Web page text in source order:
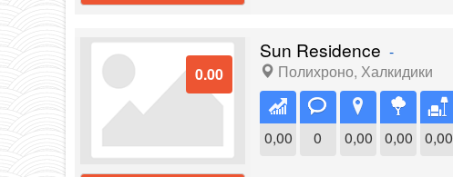
0.00
Sun Residence -
Полихроно, Халкидики
0,00 0 0,00 0,00 0,00